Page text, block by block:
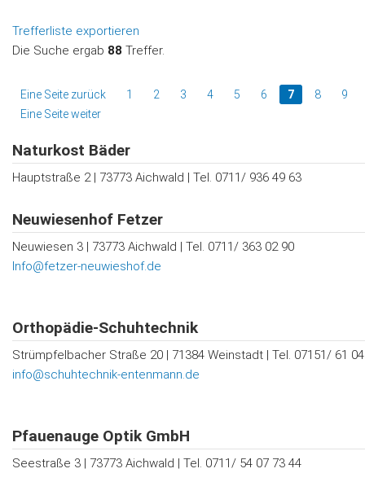
Trefferliste exportieren
Die Suche ergab 88 Treffer.
Eine Seite zurück 1 2 3 4 5 6 7 8
9
Eine Seite weiter
Naturkost Bäder
Hauptstraße 2 | 73773 Aichwald | Tel. 0711/ 936 49 63
Neuwiesenhof Fetzer
Neuwiesen 3 | 73773 Aichwald | Tel. 0711/ 363 02 90
Info@fetzer-neuwieshof.de
Orthopädie-Schuhtechnik
Strümpfelbacher Straße 20 | 71384 Weinstadt | Tel. 07151/ 61
info@schuhtechnik-entenmann.de
Pfauenauge Optik GmbH
Seestraße 3 | 73773 Aichwald | Tel. 0711/ 54 07 73 44